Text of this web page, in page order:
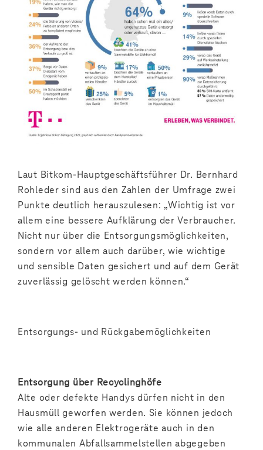
Laut Bitkom-Hauptgeschäftsführer Dr. Bernhard
Rohleder sind aus den Zahlen der Umfrage zwei
Punkte deutlich herauszulesen: „Wichtig ist vor
allem eine bessere Aufklärung der Verbraucher.
Nicht nur über die Entsorgungsmöglichkeiten,
sondern vor allem auch darüber, wie wichtige
und sensible Daten gesichert und auf dem Gerät
zuverlässig gelöscht werden können.“
Entsorgungs- und Rückgabemöglichkeiten
Entsorgung über Recyclinghöfe
Alte oder defekte Handys dürfen nicht in den
Hausmüll geworfen werden. Sie können jedoch
wie alle anderen Elektrogeräte auch in den
kommunalen Abfallsammelstellen abgegeben